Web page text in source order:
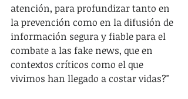
atención, para profundizar tanto en
la prevención como en la difusión de
información segura y fiable para el
combate a las fake news, que en
contextos críticos como el que
vivimos han llegado a costar vidas?"